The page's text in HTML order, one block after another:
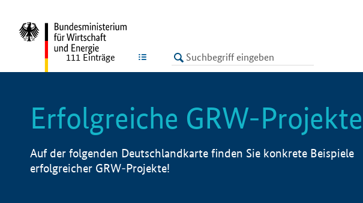
LISTE
111 Einträge
Erfolgreiche GRW-Projekte
Auf der folgenden Deutschlandkarte finden Sie konkrete Beispiele
erfolgreicher GRW-Projekte!